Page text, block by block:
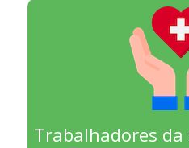
Trabalhadores